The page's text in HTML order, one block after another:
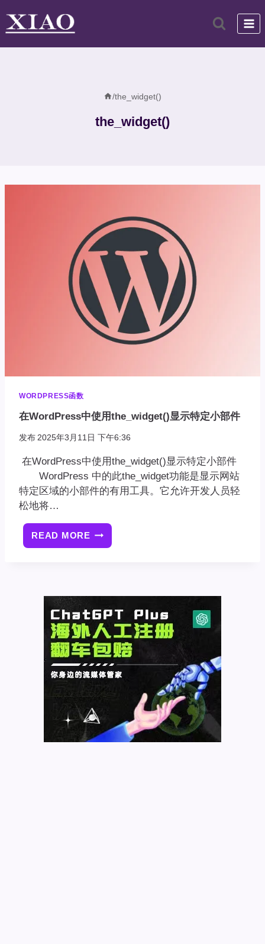
/the_widget()
the_widget()
WORDPRESS函数
在WordPress中使用the_widget()显示特定小部件
发布 2025年3月11日 下午6:36
在WordPress中使用the_widget()显示特定小部件
WordPress 中的此the_widget功能是显示网站
特定区域的小部件的有用工具。它允许开发人员轻
松地将…
READ MORE 在
WORDPRESS
显
示
特
定
小
部
件